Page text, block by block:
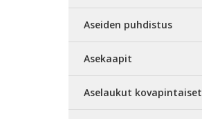
Aseiden puhdistus
Asekaapit
Aselaukut kovapintaiset